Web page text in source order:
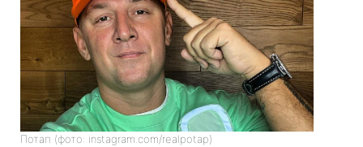
Потап (фото: instagram.com/realpotap)